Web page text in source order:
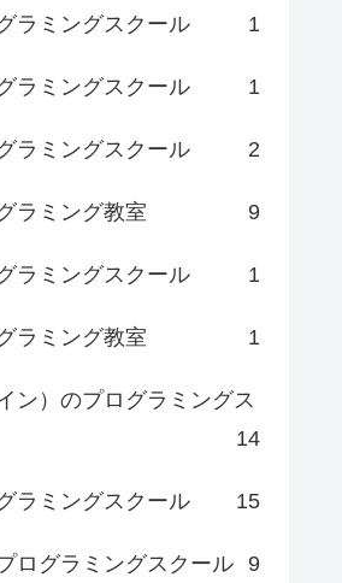
ラミングスクール 1
ラミングスクール 1
ラミングスクール 2
ラミング教室 9
ラミングスクール 1
ラミング教室 1
ン）のプログラミングス
14
ラミングスクール 15
ログラミングスクール 9